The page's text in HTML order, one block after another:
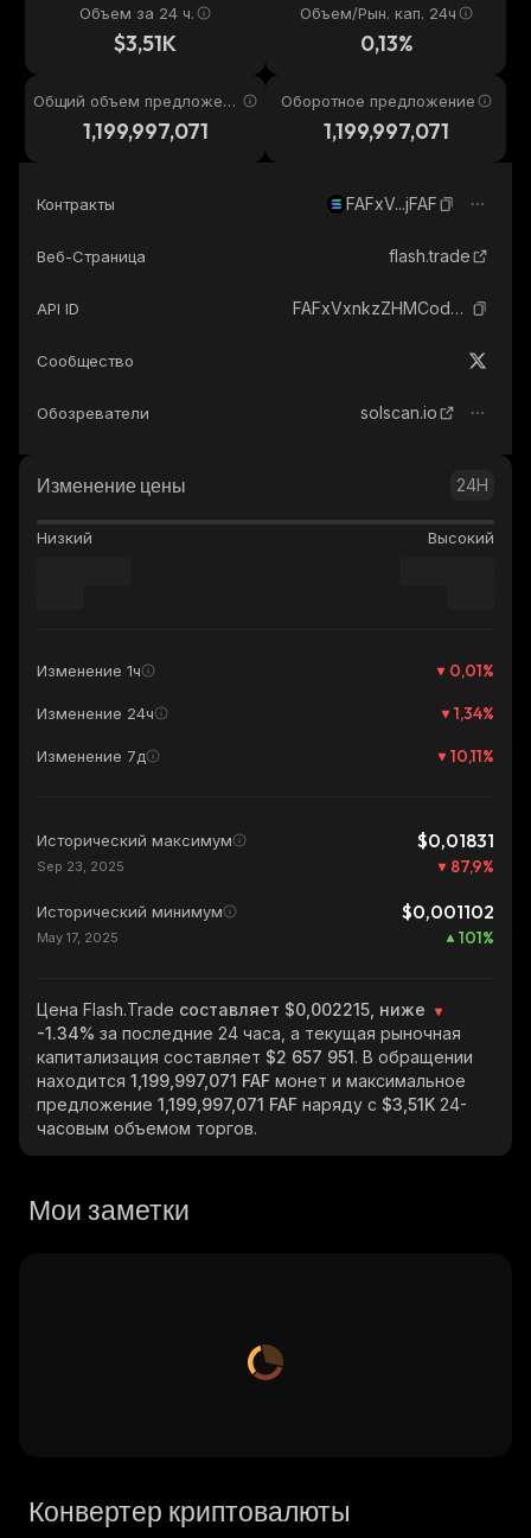
Объем за 24 ч.
$3,51K
Объем/Рын. кап. 24ч
0,13%
Общий объем предложени
1,199,997,071
Оборотное предложение
1,199,997,071
Контракты FAFxV...jFAF
Веб-Страница flash.trade
API ID FAFxVxnkzZHMCodkWyoccgUNgVScqMw2mhhQBYDFjFAF_solana
Сообщество
Обозреватели solscan.io
Изменение цены 24H
Низкий Высокий
Изменение 1ч 0,01%
Изменение 24ч 1,34%
Изменение 7д 10,11%
Исторический максимум $0,01831
Sep 23, 2025 87,9%
Исторический минимум $0,001102
May 17, 2025 101%
Цена Flash.Trade составляет $0,002215, ниже
-1.34% за последние 24 часа, а текущая рыночная
капитализация составляет $2 657 951. В обращении
находится 1,199,997,071 FAF монет и максимальное
предложение 1,199,997,071 FAF наряду с $3,51K 24-
часовым объемом торгов.
Мои заметки
Конвертер криптовалюты